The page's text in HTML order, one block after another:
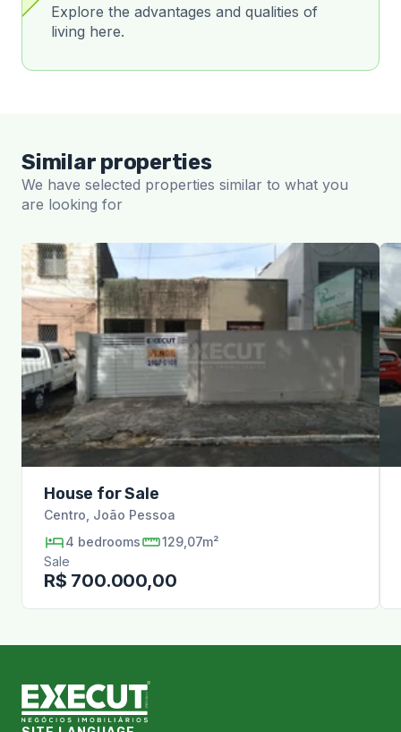
Explore the advantages and qualities of
living here.
Similar properties
We have selected properties similar to what you
are looking for
House for Sale
Centro João Pessoa
4 bedrooms
129,07m²
Sale
R$ 700.000,00